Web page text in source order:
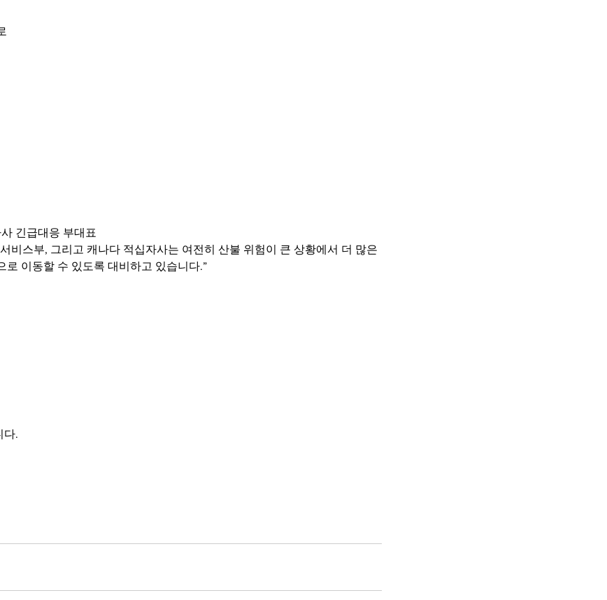
긴급대응 부대표
비스부, 그리고 캐나다 적십자사는 여전히 산불 위험이 큰 상황에서 더 많은
로 이동할 수 있도록 대비하고 있습니다.”
다.